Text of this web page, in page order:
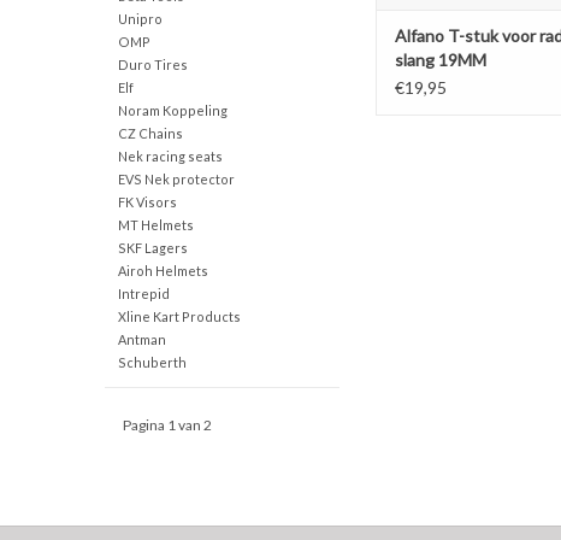
Unipro
OMP
Duro Tires
Elf
Noram Koppeling
CZ Chains
Nek racing seats
EVS Nek protector
FK Visors
MT Helmets
SKF Lagers
Airoh Helmets
Intrepid
Xline Kart Products
Antman
Schuberth
Alfano T-stuk voor
slang 19MM
€19,95
Pagina 1 van 2